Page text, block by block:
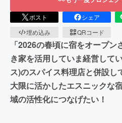
ポスト シェア
埋め込み
QRコード
「2026の春頃に宿をオープ
き家を活用していま経営して
ス)のスパイス料理店と併設
大限に活かしたエスニックな
域の活性化につなげたい！